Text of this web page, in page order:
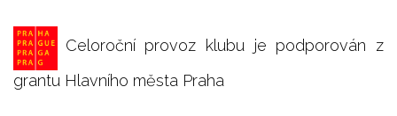
Celoroční provoz klubu je podporován z
grantu Hlavního města Praha